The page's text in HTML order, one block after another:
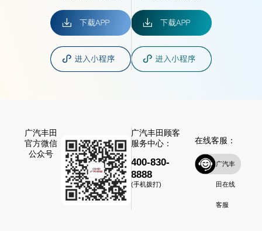
广汽丰田
官方微信
公众号
广汽丰田顾客
服务中心：
400-830-
8888
(手机拨打)
在线客服：
广汽丰
田在线
客服